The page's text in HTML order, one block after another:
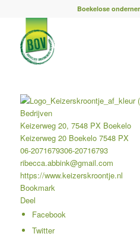
Boekelose
Bedrijven
Keizerweg 20, 7548 PX Boekelo
Keizerweg 20 Boekelo 7548 PX
06-2071679306-20716793
ribecca.abbink@gmail.com
https://www.keizerskroontje.nl
Bookmark
Deel
Facebook
Twitter